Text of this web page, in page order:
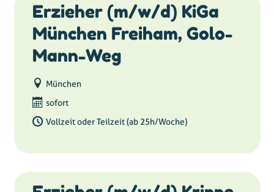
Erzieher (m/w/d) KiGa
München Freiham, Golo-
Mann-Weg
München
sofort
Vollzeit oder Teilzeit (ab 25h/Woche)